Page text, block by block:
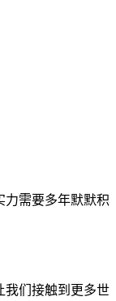
力需要多年默默积
我们接触到更多世